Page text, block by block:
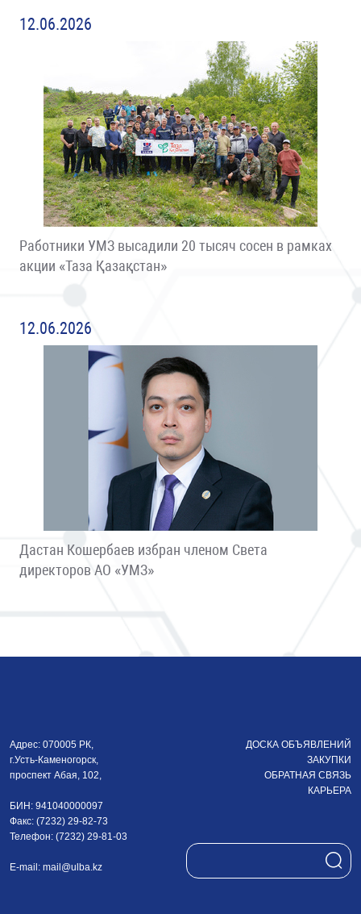
12.06.2026
Работники УМЗ высадили 20 тысяч сосен в рамках
акции «Таза Қазақстан»
12.06.2026
Дастан Кошербаев избран членом Света
директоров АО «УМЗ»
Адрес: 070005 РК,
г.Усть-Каменогорск,
проспект Абая, 102,
БИН: 941040000097
Факс: (7232) 29-82-73
Телефон: (7232) 29-81-03
E-mail: mail@ulba.kz
ДОСКА ОБЪЯВЛЕНИЙ
ЗАКУПКИ
ОБРАТНАЯ СВЯЗЬ
КАРЬЕРА